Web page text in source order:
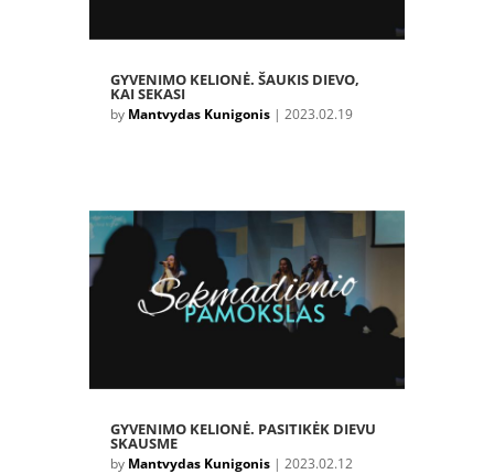
GYVENIMO KELIONĖ. ŠAUKIS DIEVO,
KAI SEKASI
by Mantvydas Kunigonis| 2023.02.19
GYVENIMO KELIONĖ. PASITIKĖK DIEVU
SKAUSME
by Mantvydas Kunigonis| 2023.02.12